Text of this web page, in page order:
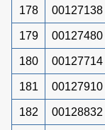
178 00127138
179 00127480
180 00127714
181 00127910
182 00128832